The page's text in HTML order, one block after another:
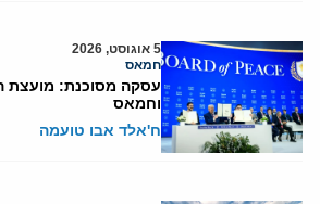
5 אוגוסט, 2026
חמאס
עסקה מסוכנת:
וחמאס
ח'אלד אבו טועמה